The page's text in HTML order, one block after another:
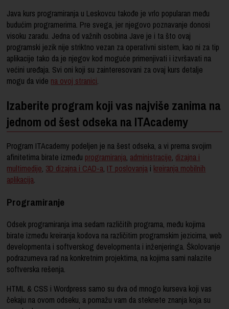
Java kurs programiranja u Leskovcu takođe je vrlo popularan među
budućim programerima. Pre svega, jer njegovo poznavanje donosi
visoku zaradu. Jedna od važnih osobina Jave je i ta što ovaj
programski jezik nije striktno vezan za operativni sistem, kao ni za tip
aplikacije tako da je njegov kod moguće primenjivati i izvršavati na
većini uređaja. Svi oni koji su zainteresovani za ovaj kurs detalje
mogu da vide na ovoj stranici.
Izaberite program koji vas najviše zanima na
jednom od šest odseka na ITAcademy
Program ITAcademy podeljen je na šest odseka, a vi prema svojim
afinitetima birate između programiranja, administracije, dizajna i
multimedije, 3D dizajna i CAD-a, IT poslovanja i kreiranja mobilnih
aplikacija.
Programiranje
Odsek programiranja ima sedam različitih programa, među kojima
birate između kreiranja kodova na različitim programskim jezicima, web
developmenta i softverskog developmenta i inženjeringa. Školovanje
podrazumeva rad na konkretnim projektima, na kojima sami nalazite
softverska rešenja.
HTML & CSS i Wordpress samo su dva od mnogo kurseva koji vas
čekaju na ovom odseku, a pomažu vam da steknete znanja koja su